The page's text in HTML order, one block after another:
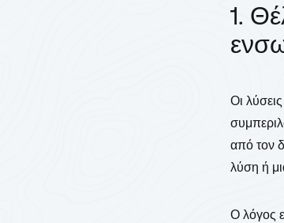
1.
Οι
από τον
λύση ή
Ο λόγος